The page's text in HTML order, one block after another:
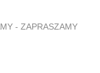
- ZAPRASZAMY